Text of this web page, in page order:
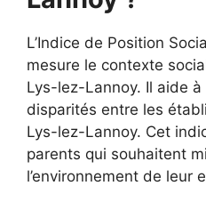
L’Indice de Position
mesure le contexte
Lys-lez-Lannoy. Il aide
disparités entre les
Lys-lez-Lannoy. Cet
parents qui souhaitent
l’environnement de leur